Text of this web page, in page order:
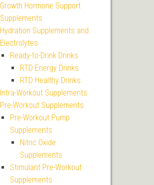
Growth Hormone Support
Supplements
Hydration Supplements and
Electrolytes
Ready-to-Drink Drinks
RTD Energy Drinks
RTD Healthy Drinks
Intra-Workout Supplements
Pre-Workout Supplements
Pre-Workout Pump
Supplements
Nitric Oxide
Supplements
Stimulant Pre-Workout
Supplements